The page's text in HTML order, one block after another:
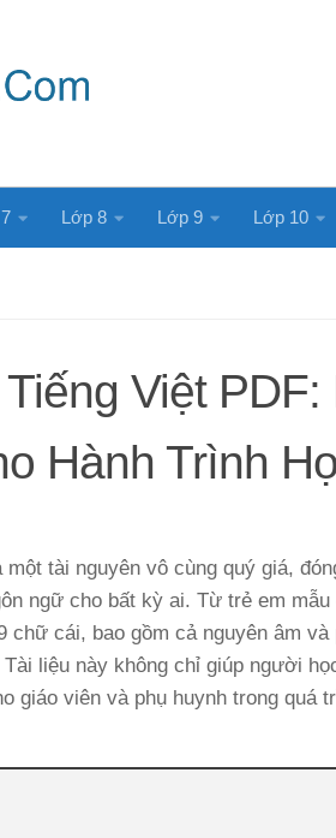
Lớp 8 Lớp 9 Lớp 10
Việt PDF:
Hành Trình
một tài nguyên vô cùng quý giá,
ngữ cho bất kỳ ai. Từ trẻ em
chữ cái, bao gồm cả nguyên âm
liệu này không chỉ giúp người
giáo viên và phụ huynh trong quá